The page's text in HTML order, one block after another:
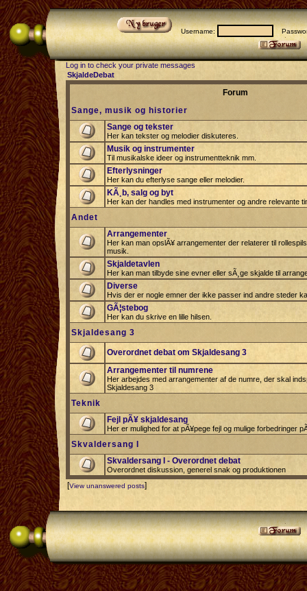
Username:
Log in to check your private messages
SkjaldeDebat
Forum
Sange, musik og historier
Sange og tekster
Her kan tekster og melodier diskuteres.
Musik og instrumenter
Til musikalske ideer og instrumentteknik mm.
Efterlysninger
Her kan du efterlyse sange eller melodier.
KÃ¸b, salg og byt
Her kan der handles med instrumenter og andre relevante
Andet
Arrangementer
Her kan man opslÃ¥ arrangementer der relaterer til
musik.
Skjaldetavlen
Her kan man tilbyde sine evner eller sÃ¸ge skjalde til
Diverse
Hvis der er nogle emner der ikke passer ind andre steder
GÃ¦stebog
Her kan du skrive en lille hilsen.
Skjaldesang 3
Overordnet debat om Skjaldesang 3
Arrangementer til numrene
Her arbejdes med arrangementer af de numre, der skal
Skjaldesang 3
Teknik
Fejl pÃ¥ skjaldesang
Her er mulighed for at pÃ¥pege fejl og mulige forbedringer
Skvaldersang I
Skvaldersang I - Overordnet debat
Overordnet diskussion, generel snak og produktionen
[View unanswered posts]